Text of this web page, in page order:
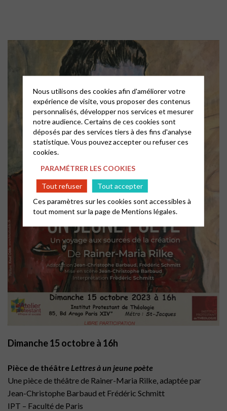
Dimanche 15 octobre à 16h
Pièce de théâtre Lettres à un jeune poète
Une pièce de théâtre de Rainer-Maria Rilke, adaptée par
Jean-Christophe Barbaud et Frédéric Schmitt
IPT – Faculté de Paris
Nous utilisons des cookies afin d'améliorer votre
expérience de visite, vous proposer des contenus
personnalisés, développer nos services et mesurer
notre audience. Certains de ces cookies sont
déposés par des services tiers à des fins d'analyse
statistique. Vous pouvez accepter ou refuser ces
cookies.
PARAMÉTRER LES COOKIES
Tout refuser
Tout accepter
Ces paramètres sur les cookies sont accessibles à
tout moment sur la page deMentions légales.